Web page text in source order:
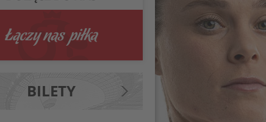
BILETY